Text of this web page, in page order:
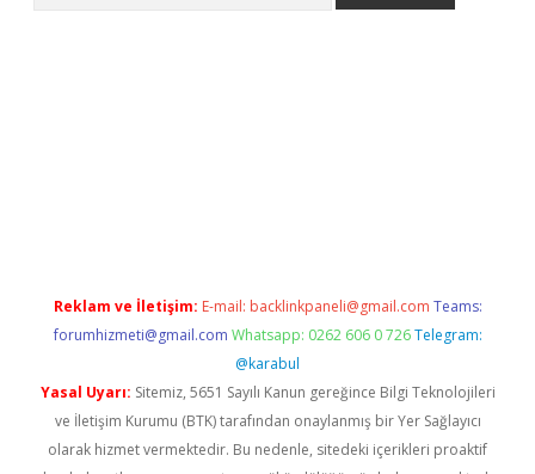
Reklam ve İletişim: E-mail: backlinkpaneli@gmail.com Teams:
forumhizmeti@gmail.com Whatsapp: 0262 606 0 726 Telegram:
@karabul
Yasal Uyarı: Sitemiz, 5651 Sayılı Kanun gereğince Bilgi Teknolojileri
ve İletişim Kurumu (BTK) tarafından onaylanmış bir Yer Sağlayıcı
olarak hizmet vermektedir. Bu nedenle, sitedeki içerikleri proaktif